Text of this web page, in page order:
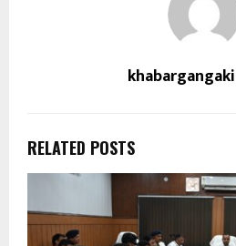
RELATED POSTS